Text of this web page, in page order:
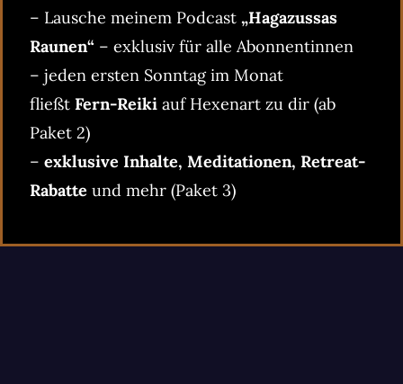
– Lausche meinem Podcast „Hagazussas
Raunen“ – exklusiv für alle Abonnentinnen
– jeden ersten Sonntag im Monat
fließt Fern-Reiki auf Hexenart zu dir (ab
Paket 2)
– exklusive Inhalte, Meditationen, Retreat-
Rabatte und mehr (Paket 3)